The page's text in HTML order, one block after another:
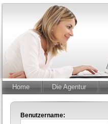
Home Die Agentur
Benutzername: